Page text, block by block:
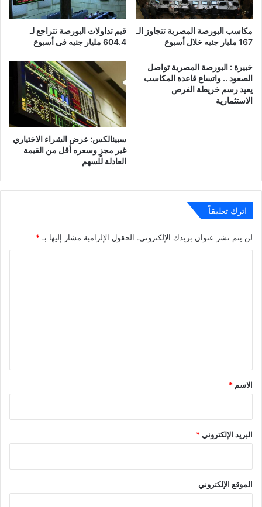
مكاسب البورصة المصرية تتجاوز الـ
167 مليار جنيه خلال أسبوع
قيم تداولات البورصة تتراجع لـ
604.4 مليار جنيه فى أسبوع
خبيرة : البورصة المصرية تواصل
الصعود .. واتساع قاعدة المكاسب
يعيد رسم خريطة الفرص
الاستثمارية
سبينالكس: عرض الشراء الاختياري
غير مجزٍ وسعره أقل من القيمة
العادلة للسهم
اترك تعليقاً
لن يتم نشر عنوان بريدك الإلكتروني. الحقول الإلزامية مشار إليها بـ *
*
الاسم *
البريد الإلكتروني*
الموقع الإلكتروني